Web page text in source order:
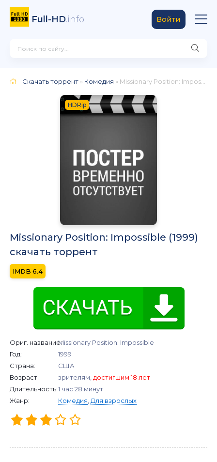
Full-HD.info Войти
Скачать торрент » Комедия » Missionary Position: Impossible
HDRip
Missionary Position: Impossible (1999)
скачать торрент
6.4
Ориг. название:Missionary Position: Impossible
Год:
1999
Страна:
США
Возраст:
зрителям, достигшим 18 лет
Длительность:1 час 28 минут
Жанр:
Комедия Для взрослых